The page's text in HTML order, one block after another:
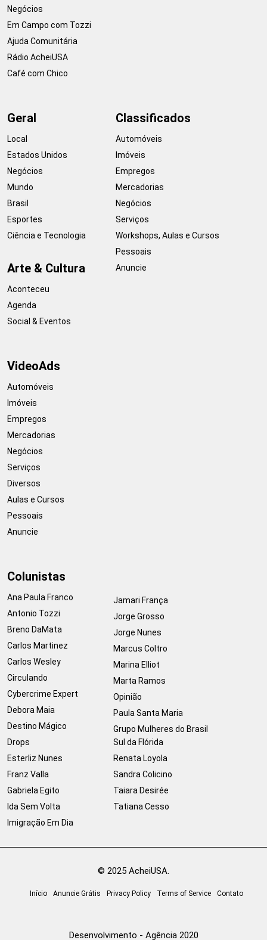
Negócios
Em Campo com Tozzi
Ajuda Comunitária
Rádio AcheiUSA
Café com Chico
Geral
Local
Estados Unidos
Negócios
Mundo
Brasil
Esportes
Ciência e Tecnologia
Arte & Cultura
Aconteceu
Agenda
Social & Eventos
Classificados
Automóveis
Imóveis
Empregos
Mercadorias
Negócios
Serviços
Workshops, Aulas e Cursos
Pessoais
Anuncie
VideoAds
Automóveis
Imóveis
Empregos
Mercadorias
Negócios
Serviços
Diversos
Aulas e Cursos
Pessoais
Anuncie
Colunistas
Ana Paula Franco
Antonio Tozzi
Breno DaMata
Carlos Martinez
Carlos Wesley
Circulando
Cybercrime Expert
Debora Maia
Destino Mágico
Drops
Esterliz Nunes
Franz Valla
Gabriela Egito
Ida Sem Volta
Imigração Em Dia
Jamari França
Jorge Grosso
Jorge Nunes
Marcus Coltro
Marina Elliot
Marta Ramos
Opinião
Paula Santa Maria
Grupo Mulheres do Brasil
Sul da Flórida
Renata Loyola
Sandra Colicino
Taiara Desirée
Tatiana Cesso
© 2025 AcheiUSA.
Início Anuncie Grátis Privacy Policy Terms of Service Contato
Desenvolvimento - Agência 2020